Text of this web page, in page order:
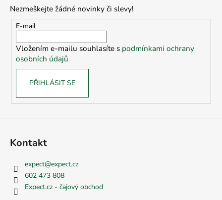
Nezmeškejte žádné novinky či slevy!
E-mail
Vložením e-mailu souhlasíte s podmínkami ochrany
osobních údajů
PŘIHLÁSIT SE
Kontakt
expect@expect.cz
602 473 808
Expect.cz - čajový obchod